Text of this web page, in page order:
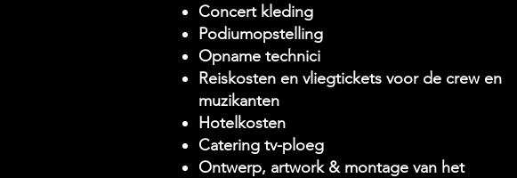
Concert kleding
Podiumopstelling
Opname technici
Reiskosten en vliegtickets voor de crew en
muzikanten
Hotelkosten
Catering tv-ploeg
Ontwerp, artwork & montage van het